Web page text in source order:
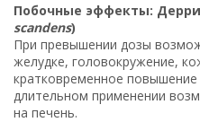
Побочные эффекты:
scandens)
При превышении дозы
желудке, головокружение,
кратковременное
длительном применении
на печень.